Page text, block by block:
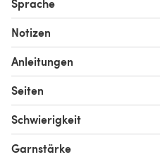
Notizen
Anleitungen
Seiten
Schwierigkeit
Garnstärke